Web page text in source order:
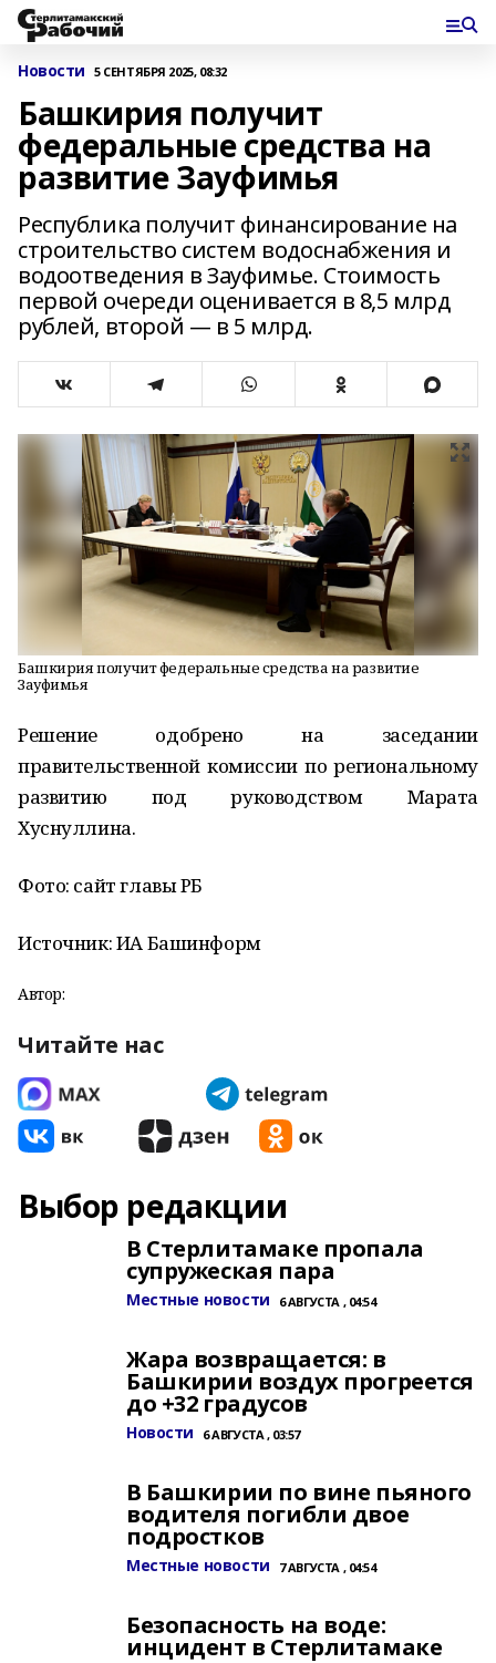
Новости 5 СЕНТЯБРЯ 2025, 08:32
Башкирия получит
федеральные средства на
развитие Зауфимья
Республика получит финансирование на
строительство систем водоснабжения и
водоотведения в Зауфимье. Стоимость
первой очереди оценивается в 8,5 млрд
рублей, второй — в 5 млрд.
Башкирия получит федеральные средства на развитие
Зауфимья
Решение одобрено на заседании
правительственной комиссии по региональному
развитию под руководством Марата
Хуснуллина.
Фото: сайт главы РБ
Источник: ИА Башинформ
Автор:
Читайте нас
Выбор редакции
В Стерлитамаке пропала
супружеская пара
Местные новости 6 АВГУСТА , 04:54
Жара возвращается: в
Башкирии воздух прогреется
до +32 градусов
Новости 6 АВГУСТА , 03:57
В Башкирии по вине пьяного
водителя погибли двое
подростков
Местные новости 7 АВГУСТА , 04:54
Безопасность на воде:
инцидент в Стерлитамаке